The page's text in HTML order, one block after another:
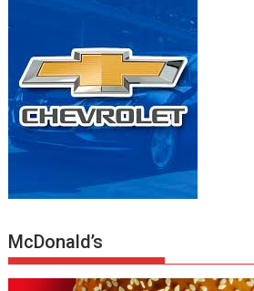
McDonald’s